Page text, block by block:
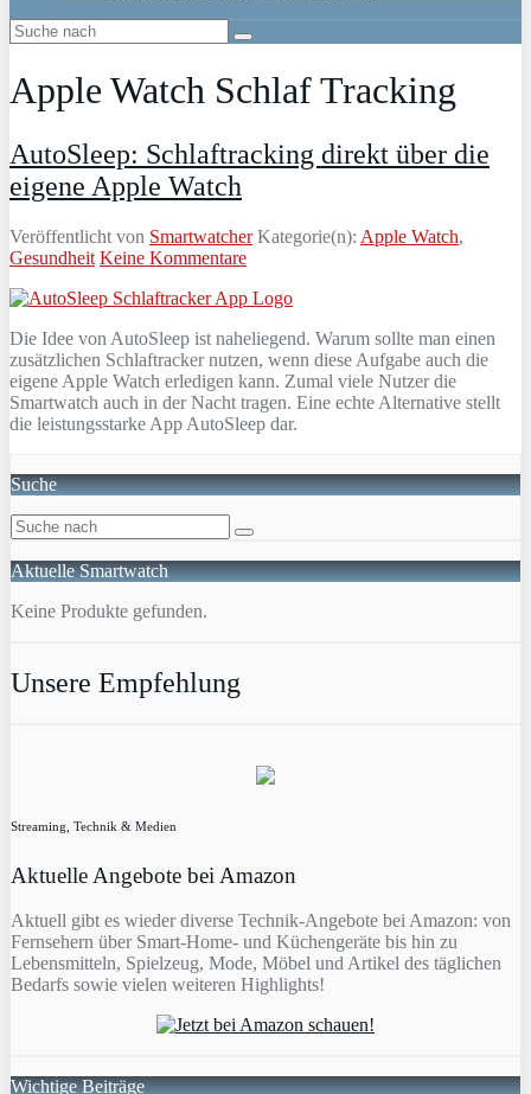
Apple Watch Schlaf Tracking
AutoSleep: Schlaftracking direkt über die
eigene Apple Watch
Veröffentlicht von Smartwatcher Kategorie(n): Apple Watch,
Gesundheit Keine Kommentare
Die Idee von AutoSleep ist naheliegend. Warum sollte man einen
zusätzlichen Schlaftracker nutzen, wenn diese Aufgabe auch die
eigene Apple Watch erledigen kann. Zumal viele Nutzer die
Smartwatch auch in der Nacht tragen. Eine echte Alternative stellt
die leistungsstarke App AutoSleep dar.
Suche
Aktuelle Smartwatch
Keine Produkte gefunden.
Unsere Empfehlung
Streaming, Technik & Medien
Aktuelle Angebote bei Amazon
Aktuell gibt es wieder diverse Technik-Angebote bei Amazon: von
Fernsehern über Smart-Home- und Küchengeräte bis hin zu
Lebensmitteln, Spielzeug, Mode, Möbel und Artikel des täglichen
Bedarfs sowie vielen weiteren Highlights!
Wichtige Beiträge